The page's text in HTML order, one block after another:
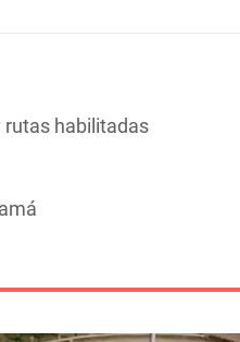
rutas habilitadas